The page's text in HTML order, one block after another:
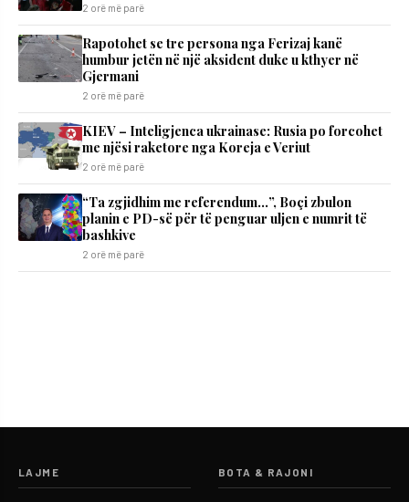
2 orë më parë
Rapotohet se tre persona nga Ferizaj kanë
humbur jetën në një aksident duke u kthyer në
Gjermani
2 orë më parë
KIEV – Inteligjenca ukrainase: Rusia po forcohet
me njësi raketore nga Koreja e Veriut
2 orë më parë
“Ta zgjidhim me referendum…”, Boçi zbulon
planin e PD-së për të penguar uljen e numrit të
bashkive
2 orë më parë
LAJME BOTA & RAJONI